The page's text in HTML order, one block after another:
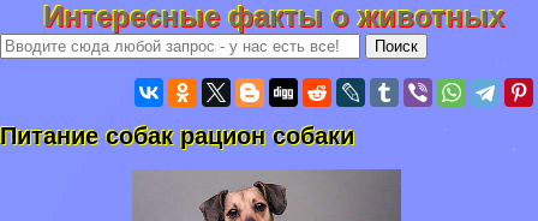
Интересные факты о животных
Питание собак рацион собаки